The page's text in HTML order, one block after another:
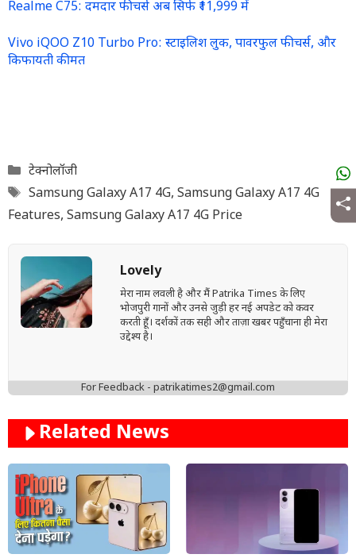
Realme C75: दमदार फीचर्स अब सिर्फ ₹11,999 में
Vivo iQOO Z10 Turbo Pro: स्टाइलिश लुक, पावरफुल फीचर्स, और
किफायती कीमत
Categories
टेक्नोलॉजी
Tags
Samsung Galaxy A17 4G, Samsung Galaxy A17 4G
Features, Samsung Galaxy A17 4G Price
Lovely
मेरा नाम लवली है और मैं Patrika Times के लिए
भोजपुरी गानों और उनसे जुड़ी हर नई अपडेट को कवर
करती हूँ। दर्शकों तक सही और ताज़ा खबर पहुँचाना ही मेरा
उद्देश्य है।
For Feedback - patrikatimes2@gmail.com
Related News